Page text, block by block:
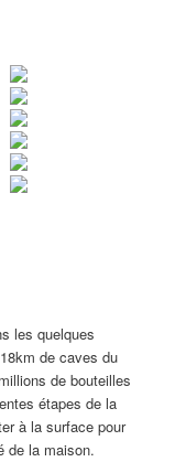
les quelques
de caves du
de bouteilles
étapes de la
à la surface pour
de la maison.